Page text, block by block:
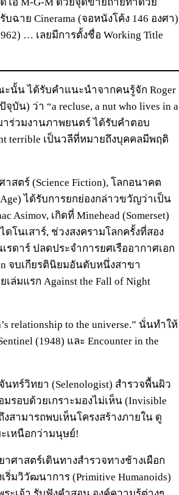
โอ M-G-M ด้วยจุดขายถ่ายทำด้วย
บฉาย Cinerama (จอหนังโค้ง 146 องศา)
… เลยมีการตั้งชื่อ Working Title
นั้น ได้รับคำแนะนำจากคนรู้จัก Roger
บัน) ว่า “a recluse, a nut who lives in a
าร่วมงานภาพยนตร์ ได้รับคำตอบ
terrible เป็นวลีที่หมายถึงบุคคลมีพฤติ
สตร์ (Science Fiction), โลกอนาคต
Age) ได้รับการยกย่องกล่าวขวัญว่าเป็น
Asimov, เกิดที่ Minehead (Somerset)
นเสาร์, ช่วงสงครามโลกครั้งที่สอง
ดาร์ ปลดประจำการยศเรืออากาศเอก
จบเกียรตินิยมอันดับหนึ่งสาขา
มแรก Against the Fall of Night
relationship to the universe.” นั่นทำให้
(1948) และ Encounter in the
นทร์วิทยา (Selenologist) สำรวจพื้นผิว
รอบด้วยเกราะมองไม่เห็น (Invisible
สามารถพบเห็นโครงสร้างภายใน ดู
เหนือกว่ามนุษย์!
าศาสตร์เดินทางสำรวจทางช้างเผือก
มวิวัฒนาการ (Primitive Humanoids)